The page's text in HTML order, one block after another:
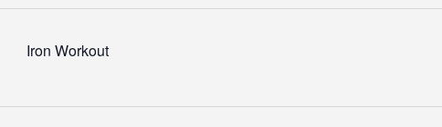
Iron Workout